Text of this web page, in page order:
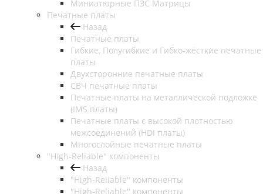
Миниатюрные ПЗС Матрицы
Печатные платы
Назад
Печатные платы
Гибкие, Полугибкие и Гибко-жёсткие печатные
платы
Двухсторонние печатные платы
СВЧ печатные платы
Печатные платы на металлической подложке
(IMS платы)
Печатные платы с высокой плотностью
межсоединений (HDI платы)
Многослойные печатные платы
"High-Reliable" компоненты
Назад
"High-Reliable" компоненты
"High-Reliable" компоненты